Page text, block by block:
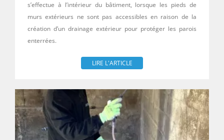
s’effectue à l’intérieur du bâtiment, lorsque les pieds de
murs extérieurs ne sont pas accessibles en raison de la
création d’un drainage extérieur pour protéger les parois
enterrées.
LIRE L'ARTICLE